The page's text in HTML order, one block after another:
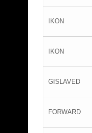
IKON
IKON
GISLAVED
FORWARD